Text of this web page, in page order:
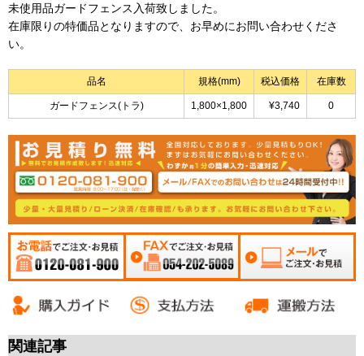
未使用品ガードフェンス入荷致しました。
在庫限りの特価品となりますので、お早めにお問い合わせくださ
い。
品名 規格(mm) 税込価格 在庫数
ガードフェンス(トラ) 1,800×1,800 ¥3,740 0
見積 0120-081-900
054-202-5089
見積
関連記事